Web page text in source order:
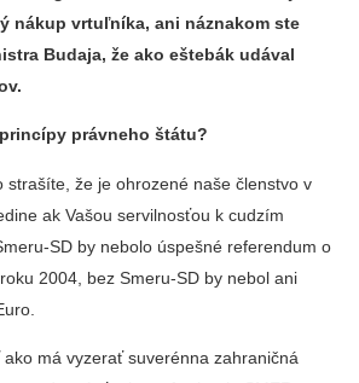
nákup vrtuľníka, ani náznakom ste
Budaja, že ako eštebák udával
právneho štátu?
strašíte, že je ohrozené naše členstvo v
ak Vašou servilnosťou k cudzím
SD by nebolo úspešné referendum o
2004, bez Smeru-SD by nebol ani
má vyzerať suverénna zahraničná